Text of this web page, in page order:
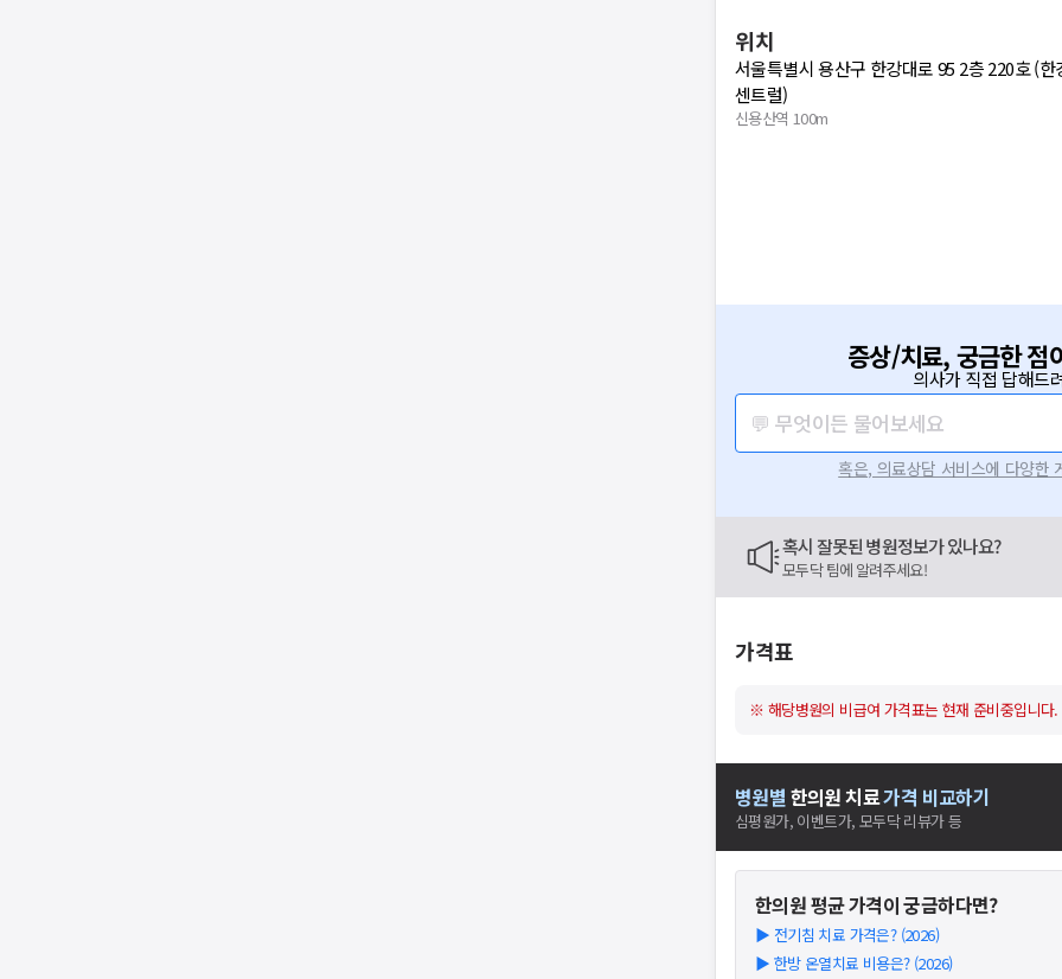
위치
서울특별시 용산구 한강대로 95 2층 220호 (
센트럴)
신용산역 100m
증상/치료, 궁금한 점
의사가 직접 답해드
💬 무엇이든 물어보세요
혹은, 의료상담 서비스에 다양한
혹시 잘못된 병원정보가 있나요?
모두닥 팀에 알려주세요!
가격표
※ 해당병원의 비급여 가격표는 현재 준비중입니다.
병원별 한의원치료가격 비교하기
심평원가, 이벤트가, 모두닥 리뷰가 등
한의원평균 가격이 궁금하다면?
▶ 전기침 치료 가격은? (2026)
▶ 한방 온열치료 비용은? (2026)